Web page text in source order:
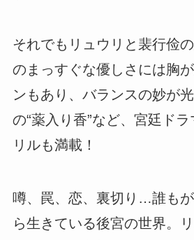
それでもリュウリと裴行俭
のまっすぐな優しさには胸
ンもあり、バランスの妙が
の“薬入り香”など、宮廷ド
リルも満載！
噂、罠、恋、裏切り…誰も
ら生きている後宮の世界。